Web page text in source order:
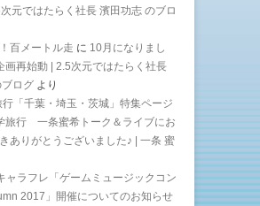
元ではたらく社長 濱田功志 のブロ
百メートル走 に 10月になりまし
画再始動 | 2.5次元ではたらく社長
ログ より
「千葉・埼玉・茨城」特集ページ
旅行 一条蜜希トーク＆ライブにお
ありがとうございました♪ | 一条 蜜
ャラフレ「ゲームミュージックコン
2017」開催についてのお知らせ